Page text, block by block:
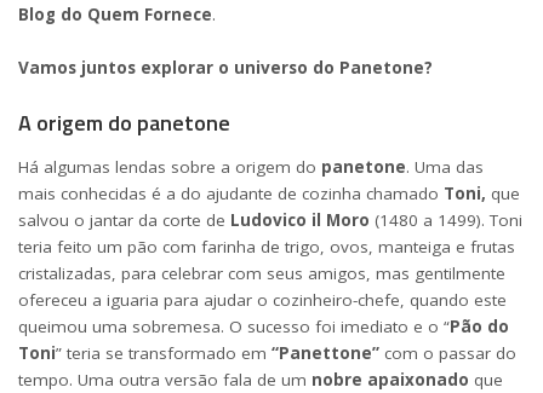
Blog do Quem Fornece.
Vamos juntos explorar o universo do Panetone?
A origem do panetone
Há algumas lendas sobre a origem do panetone. Uma das
mais conhecidas é a do ajudante de cozinha chamado Toni, que
salvou o jantar da corte de Ludovico il Moro (1480 a 1499). Toni
teria feito um pão com farinha de trigo, ovos, manteiga e frutas
cristalizadas, para celebrar com seus amigos, mas gentilmente
ofereceu a iguaria para ajudar o cozinheiro-chefe, quando este
queimou uma sobremesa. O sucesso foi imediato e o “Pão do
Toni” teria se transformado em “Panettone” com o passar do
tempo. Uma outra versão fala de um nobre apaixonado que